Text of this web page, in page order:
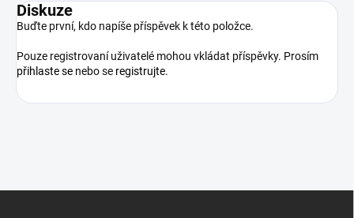
Diskuze
Buďte první, kdo napíše příspěvek k této položce.
Pouze registrovaní uživatelé mohou vkládat příspěvky. Prosím
přihlaste se nebo se registrujte.